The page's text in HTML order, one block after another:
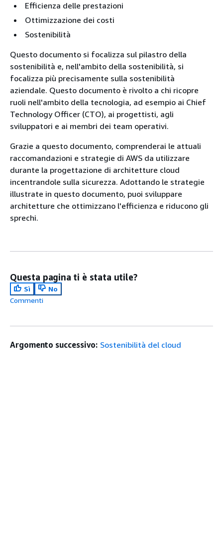
Efficienza delle prestazioni
Ottimizzazione dei costi
Sostenibilità
Questo documento si focalizza sul pilastro della
sostenibilità e, nell'ambito della sostenibilità, si
focalizza più precisamente sulla sostenibilità
aziendale. Questo documento è rivolto a chi ricopre
ruoli nell'ambito della tecnologia, ad esempio ai Chief
Technology Officer (CTO), ai progettisti, agli
sviluppatori e ai membri dei team operativi.
Grazie a questo documento, comprenderai le attuali
raccomandazioni e strategie di AWS da utilizzare
durante la progettazione di architetture cloud
incentrandole sulla sicurezza. Adottando le strategie
illustrate in questo documento, puoi sviluppare
architetture che ottimizzano l'efficienza e riducono gli
sprechi.
Questa pagina ti è stata utile?
Sì
No
Commenti
Argomento successivo: Sostenibilità del cloud